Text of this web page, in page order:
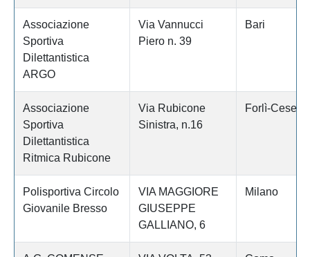
Associazione
Sportiva
Dilettantistica
ARGO
Via Vannucci
Piero n. 39
Bari
Associazione
Sportiva
Dilettantistica
Ritmica Rubicone
Via Rubicone
Sinistra, n.16
Forlì-Cesena
Polisportiva Circolo
Giovanile Bresso
VIA MAGGIORE
GIUSEPPE
GALLIANO, 6
Milano